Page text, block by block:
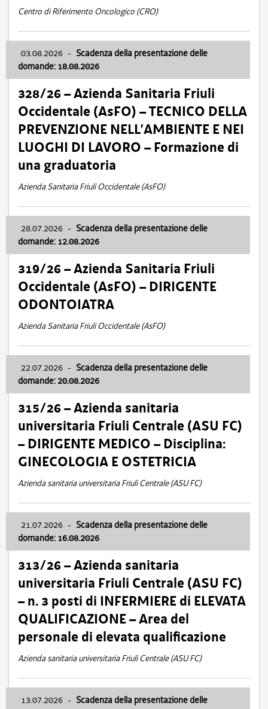
Centro di Riferimento Oncologico (CRO)
03.08.2026 - Scadenza della presentazione delle
domande: 18.08.2026
328/26 – Azienda Sanitaria Friuli
Occidentale (AsFO) – TECNICO DELLA
PREVENZIONE NELL’AMBIENTE E NEI
LUOGHI DI LAVORO – Formazione di
una graduatoria
Azienda Sanitaria Friuli Occidentale (AsFO)
28.07.2026 - Scadenza della presentazione delle
domande: 12.08.2026
319/26 – Azienda Sanitaria Friuli
Occidentale (AsFO) – DIRIGENTE
ODONTOIATRA
Azienda Sanitaria Friuli Occidentale (AsFO)
22.07.2026 - Scadenza della presentazione delle
domande: 20.08.2026
315/26 – Azienda sanitaria
universitaria Friuli Centrale (ASU FC)
– DIRIGENTE MEDICO – Disciplina:
GINECOLOGIA E OSTETRICIA
Azienda sanitaria universitaria Friuli Centrale (ASU FC)
21.07.2026 - Scadenza della presentazione delle
domande: 16.08.2026
313/26 – Azienda sanitaria
universitaria Friuli Centrale (ASU FC)
– n. 3 posti di INFERMIERE di ELEVATA
QUALIFICAZIONE – Area del
personale di elevata qualificazione
Azienda sanitaria universitaria Friuli Centrale (ASU FC)
13.07.2026 - Scadenza della presentazione delle